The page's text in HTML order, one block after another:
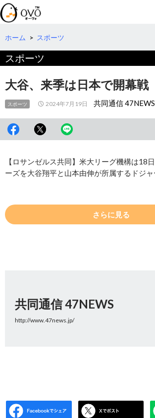
検
索
コ
テ
へ
動
ホーム > スポーツ
スポーツ
大谷、来季は日本で開幕戦
スポーツ 2024年7月19日 共同通信 47NEWS
【ロサンゼルス共同】米大リーグ機構は18
ーズを大谷翔平と山本由伸が所属するドジ
さらに見る
共同通信 47NEWS
http://www.47news.jp/